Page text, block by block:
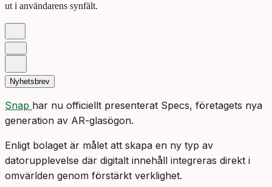
ut i användarens synfält.
Nyhetsbrev
Snap har nu officiellt presenterat Specs, företagets nya
generation av AR-glasögon.
Enligt bolaget är målet att skapa en ny typ av
datorupplevelse där digitalt innehåll integreras direkt i
omvärlden genom förstärkt verklighet.